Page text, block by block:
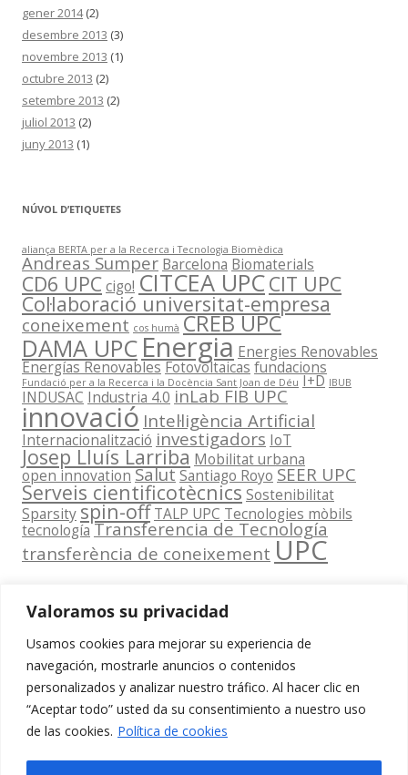
Valoramos su privacidad
Usamos cookies para mejorar su experiencia de
navegación, mostrarle anuncios o contenidos
personalizados y analizar nuestro tráfico. Al hacer clic en
“Aceptar todo” usted da su consentimiento a nuestro uso
de las cookies. Política de cookies
gener 2014(2)
desembre 2013 (3)
novembre 2013 (1)
octubre 2013 (2)
setembre 2013 (2)
juliol 2013 (2)
juny 2013 (1)
NÚVOL D’ETIQUETES
aliança BERTA per a la Recerca i Tecnologia Biomèdica
Andreas Sumper Barcelona Biomaterials
CD6 UPCcigo! CITCEA UPCCIT UPC
Col·laboració universitat-empresa
coneixement cos humà CREB UPC
DAMA UPC Energia Energies Renovables
Energías RenovablesFotovoltaicas fundacions
Fundació per a la Recerca i la Docència Sant Joan de Déu I+D IBUB
INDUSAC Industria 4.0 inLab FIB UPC
innovació Intel·ligència Artificial
Internacionalització investigadors IoT
Josep Lluís Larriba Mobilitat urbana
open innovation SalutSantiago Royo SEER UPC
Serveis cientificotècnics Sostenibilitat
Sparsityspin-off TALP UPC Tecnologies mòbils
tecnología Transferencia de Tecnología
transferència de coneixement UPC
Contacta
amb
nosaltres
Edifici
www.cit.upc.edu
Segueix-nos